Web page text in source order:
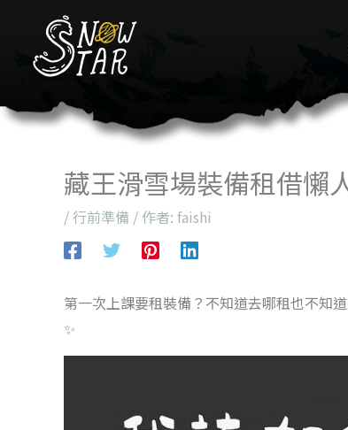
內
藏王滑雪場裝備租借懶
/行前準備 / 作者: faishi
第一次上課要租裝備？不知道去哪租也不知
✨